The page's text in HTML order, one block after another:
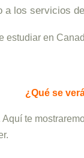
a los servicios
en
¿Qué se
te